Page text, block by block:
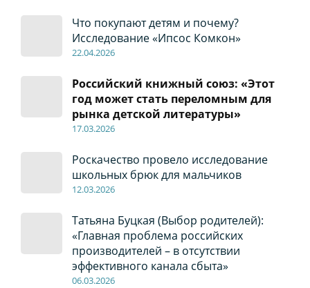
Что покупают детям и почему?
Исследование «Ипсос Комкон»
22.04.2026
Российский книжный союз: «Этот
год может стать переломным для
рынка детской литературы»
17.03.2026
Роскачество провело исследование
школьных брюк для мальчиков
12.03.2026
Татьяна Буцкая (Выбор родителей):
«Главная проблема российских
производителей – в отсутствии
эффективного канала сбыта»
06.03.2026